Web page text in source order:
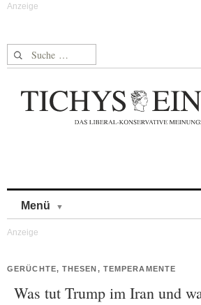
Suche nach:
Menü
GERÜCHTE, THESEN, TEMPERAMENTE
Was tut Trump im Iran und